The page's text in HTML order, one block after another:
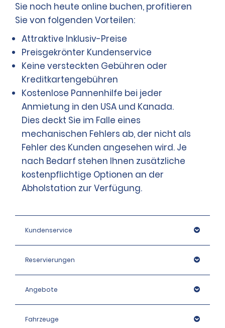
Sie noch heute online buchen, profitieren
Sie von folgenden Vorteilen:
Attraktive Inklusiv-Preise
Preisgekrönter Kundenservice
Keine versteckten Gebühren oder
Kreditkartengebühren
Kostenlose Pannenhilfe bei jeder
Anmietung in den USA und Kanada.
Dies deckt Sie im Falle eines
mechanischen Fehlers ab, der nicht als
Fehler des Kunden angesehen wird. Je
nach Bedarf stehen Ihnen zusätzliche
kostenpflichtige Optionen an der
Abholstation zur Verfügung.
Kundenservice
Reservierungen
Angebote
Fahrzeuge